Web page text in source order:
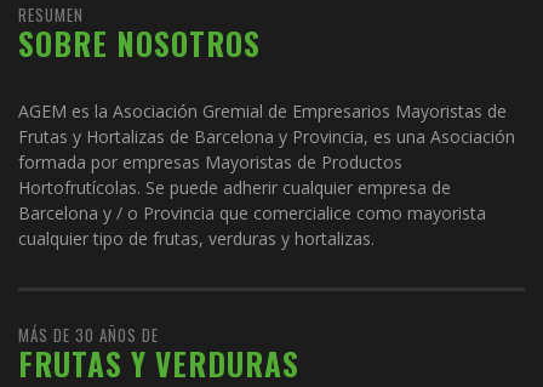
RESUMEN
SOBRE NOSOTROS
AGEM es la Asociación Gremial de Empresarios Mayoristas de
Frutas y Hortalizas de Barcelona y Provincia, es una Asociación
formada por empresas Mayoristas de Productos
Hortofrutícolas. Se puede adherir cualquier empresa de
Barcelona y / o Provincia que comercialice como mayorista
cualquier tipo de frutas, verduras y hortalizas.
MÁS DE 30 AÑOS DE
FRUTAS Y VERDURAS